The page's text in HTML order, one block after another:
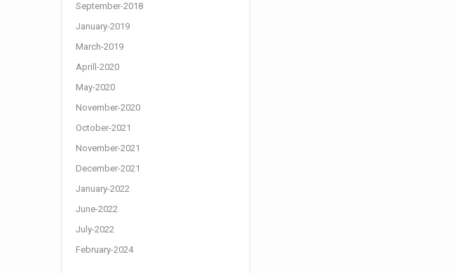
September-2018
January-2019
March-2019
Aprill-2020
May-2020
November-2020
October-2021
November-2021
December-2021
January-2022
June-2022
July-2022
February-2024